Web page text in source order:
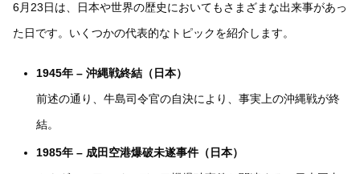
6月23日は、日本や世界の歴史においてもさまざまな出来事があっ
た日です。いくつかの代表的なトピックを紹介します。
1945年 – 沖縄戦終結（日本）
前述の通り、牛島司令官の自決により、事実上の沖縄戦が終
結。
1985年 – 成田空港爆破未遂事件（日本）